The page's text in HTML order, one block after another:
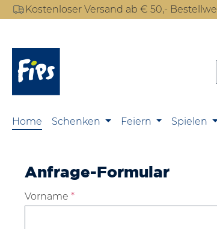
Hauptinhalt springen
Zur Suche springen
Zur Hauptnavigation springen
Kostenloser Versand ab € 50,-
Home Schenken Feiern Spielen
Anfrage-Formular
Vorname *